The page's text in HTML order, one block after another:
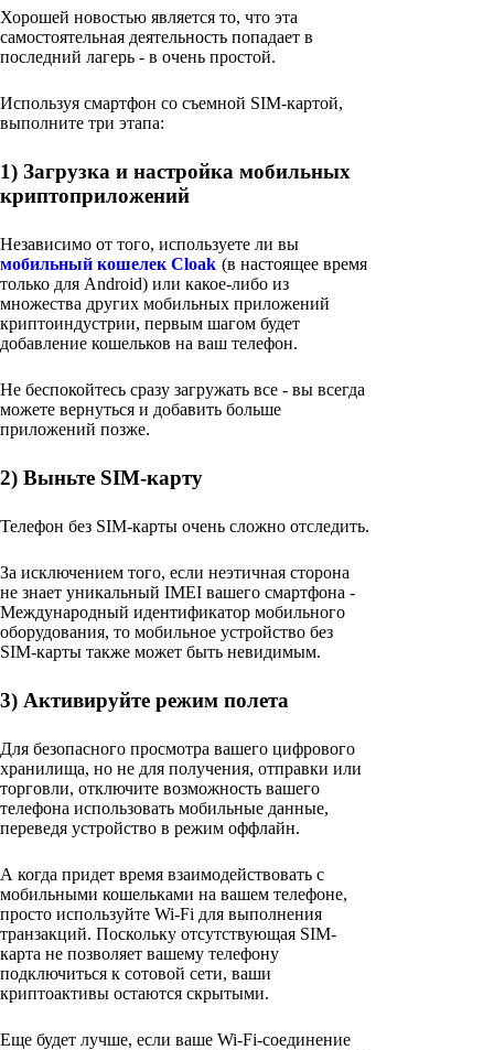
Хорошей новостью является то, что эта
самостоятельная деятельность попадает в
последний лагерь - в очень простой.
Используя смартфон со съемной SIM-картой,
выполните три этапа:
1) Загрузка и настройка мобильных
криптоприложений
Независимо от того, используете ли вы
мобильный кошелек Cloak (в настоящее время
только для Android) или какое-либо из
множества других мобильных приложений
криптоиндустрии, первым шагом будет
добавление кошельков на ваш телефон.
Не беспокойтесь сразу загружать все - вы всегда
можете вернуться и добавить больше
приложений позже.
2) Выньте SIM-карту
Телефон без SIM-карты очень сложно отследить.
За исключением того, если неэтичная сторона
не знает уникальный IMEI вашего смартфона -
Международный идентификатор мобильного
оборудования, то мобильное устройство без
SIM-карты также может быть невидимым.
3) Активируйте режим полета
Для безопасного просмотра вашего цифрового
хранилища, но не для получения, отправки или
торговли, отключите возможность вашего
телефона использовать мобильные данные,
переведя устройство в режим оффлайн.
А когда придет время взаимодействовать с
мобильными кошельками на вашем телефоне,
просто используйте Wi-Fi для выполнения
транзакций. Поскольку отсутствующая SIM-
карта не позволяет вашему телефону
подключиться к сотовой сети, ваши
криптоактивы остаются скрытыми.
Еще будет лучше, если ваше Wi-Fi-соединение